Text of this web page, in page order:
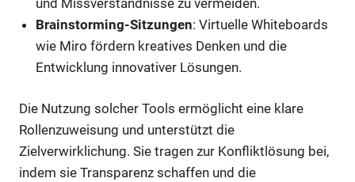
Brainstorming-Sitzungen: Virtuelle Whiteboards
wie Miro fördern kreatives Denken und die
Entwicklung innovativer Lösungen.
Die Nutzung solcher Tools ermöglicht eine klare
Rollenzuweisung und unterstützt die
Zielverwirklichung. Sie tragen zur Konfliktlösung bei,
indem sie Transparenz schaffen und die